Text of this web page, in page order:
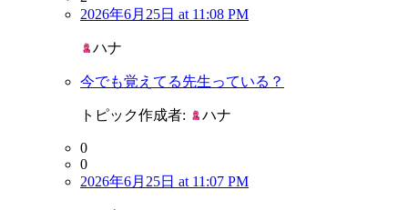
2026年6月25日 at 11:08 PM
ハナ
今でも覚えてる先生っている？
トピック作成者: ハナ
0
0
2026年6月25日 at 11:07 PM